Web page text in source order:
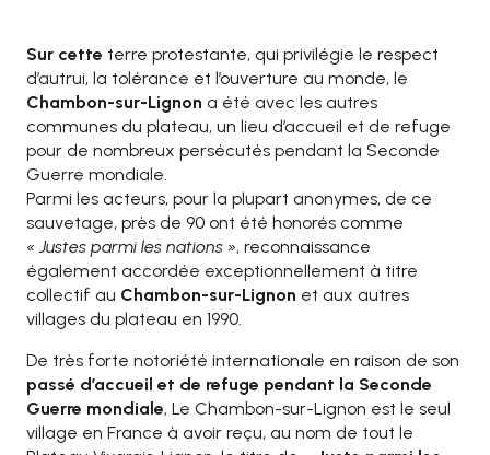
Sur cette terre protestante, qui privilégie le respect
d’autrui, la tolérance et l’ouverture au monde, le
Chambon-sur-Lignon a été avec les autres
communes du plateau, un lieu d’accueil et de refuge
pour de nombreux persécutés pendant la Seconde
Guerre mondiale.
Parmi les acteurs, pour la plupart anonymes, de ce
sauvetage, près de 90 ont été honorés comme
« Justes parmi les nations », reconnaissance
également accordée exceptionnellement à titre
collectif au Chambon-sur-Lignon et aux autres
villages du plateau en 1990.
De très forte notoriété internationale en raison de son
passé d’accueil et de refuge pendant la Seconde
Guerre mondiale, Le Chambon-sur-Lignon est le seul
village en France à avoir reçu, au nom de tout le